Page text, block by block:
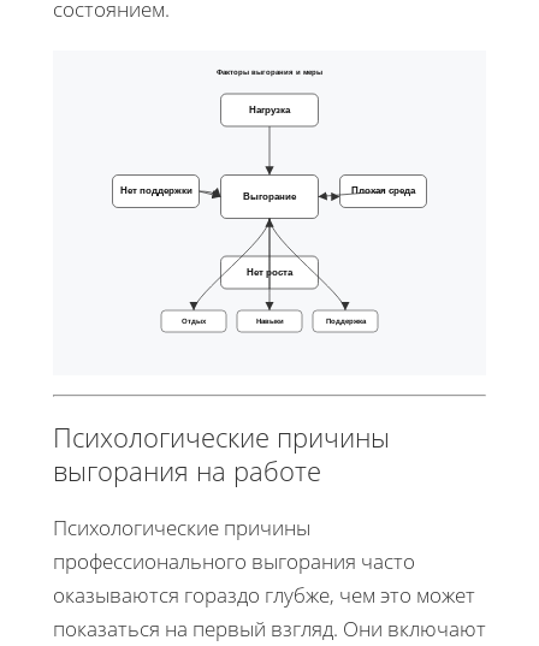
состоянием.
Нагрузка
Нет поддержки Плохая среда
Нет роста
Выгорание
Отдых Навыки Поддержка
Факторы выгорания и меры
Психологические причины
выгорания на работе
Психологические причины
профессионального выгорания часто
оказываются гораздо глубже, чем это может
показаться на первый взгляд. Они включают